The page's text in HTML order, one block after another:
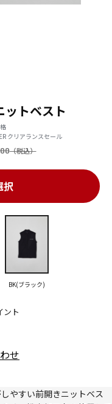
トベスト
クリアランスセール
ント
択
BK(ブラック)
せ
やすい前開きニットベス